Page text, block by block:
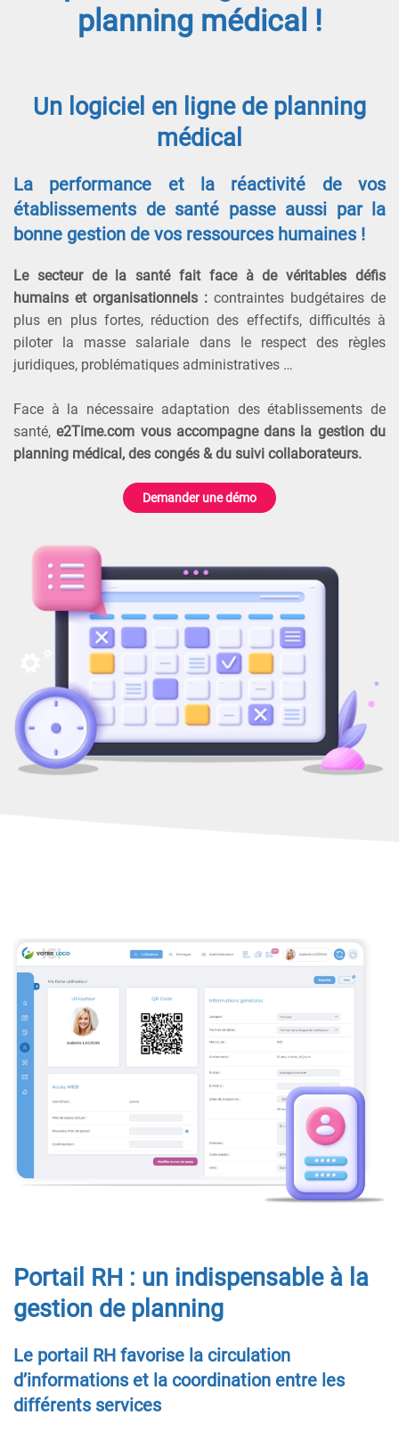
planning médical !
Un logiciel en ligne de planning
médical
La performance et la réactivité de vos
établissements de santé passe aussi par la
bonne gestion de vos ressources humaines !
Le secteur de la santé fait face à de véritables défis
humains et organisationnels : contraintes budgétaires de
plus en plus fortes, réduction des effectifs, difficultés à
piloter la masse salariale dans le respect des règles
juridiques, problématiques administratives …
Face à la nécessaire adaptation des établissements de
santé,e2Time.com vous accompagne dans la gestion du
planning médical, des congés & du suivi collaborateurs.
Demander une démo
Portail RH : un indispensable à la
gestion de planning
Le portail RH favorise la circulation
d’informations et la coordination entre les
différents services